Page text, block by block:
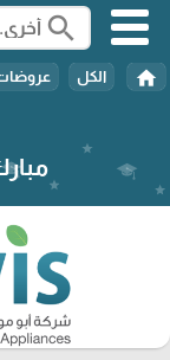
search
home الكل